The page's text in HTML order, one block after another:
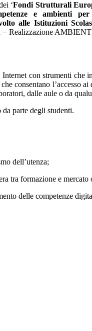
‘Fondi Strutturali
e ambienti per
alle Istituzioni
Realizzazione
con strumenti che
consentano l’accesso
dalle aule o da
parte degli studenti.
dell’utenza;
tra formazione e mercato
delle competenze